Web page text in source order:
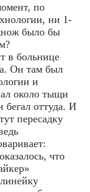
по
ни 1-
было бы
в больнице
Он там был
и
около тыщи
бегал оттуда. И
пересадку
что